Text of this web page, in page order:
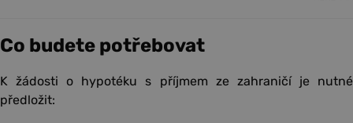
Co budete potřebovat
K žádosti o hypotéku s příjmem ze zahraničí je nutné
předložit: